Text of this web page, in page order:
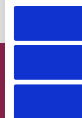
Oferte